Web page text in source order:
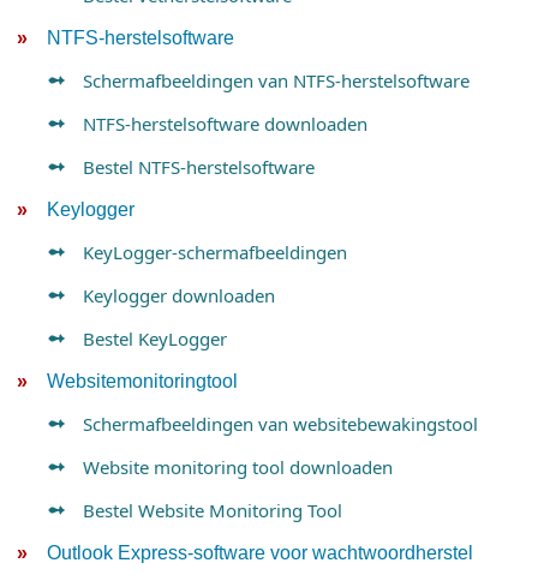
NTFS-herstelsoftware
Schermafbeeldingen van NTFS-herstelsoftware
NTFS-herstelsoftware downloaden
Bestel NTFS-herstelsoftware
Keylogger
KeyLogger-schermafbeeldingen
Keylogger downloaden
Bestel KeyLogger
Websitemonitoringtool
Schermafbeeldingen van websitebewakingstool
Website monitoring tool downloaden
Bestel Website Monitoring Tool
Outlook Express-software voor wachtwoordherstel